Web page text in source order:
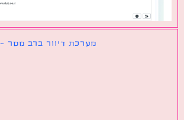
מערכת דיוור ברב מסר -המלצה